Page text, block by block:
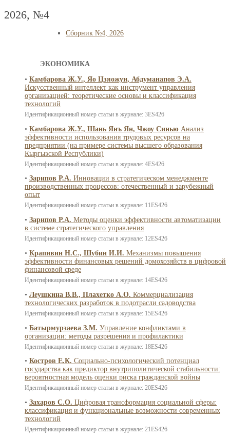
2026, №4
Сборник №4, 2026
ЭКОНОМИКА
• Камбарова Ж.У., Яо Цзяожун, Абдуманапов Э.А.
Искусственный интеллект как инструмент управления
организацией: теоретические основы и классификация
технологий
Идентификационный номер статьи в журнале: 3ES426
• Камбарова Ж.У., Шань Янъ Ян, Чжоу Синью Анализ
эффективности использования трудовых ресурсов на
предприятии (на примере системы высшего образования
Кыргызской Республики)
Идентификационный номер статьи в журнале: 4ES426
• Зарипов Р.А. Инновации в стратегическом менеджменте
производственных процессов: отечественный и зарубежный
опыт
Идентификационный номер статьи в журнале: 11ES426
• Зарипов Р.А. Методы оценки эффективности автоматизации
в системе стратегического управления
Идентификационный номер статьи в журнале: 12ES426
• Крапивин Н.С., Шубин И.И. Механизмы повышения
эффективности финансовых решений домохозяйств в цифровой
финансовой среде
Идентификационный номер статьи в журнале: 14ES426
• Леушкина В.В., Плахетко А.О. Коммерциализация
технологических разработок в подотрасли садоводства
Идентификационный номер статьи в журнале: 15ES426
• Батырмурзаева З.М. Управление конфликтами в
организации: методы разрешения и профилактики
Идентификационный номер статьи в журнале: 18ES426
• Костров Е.К. Cоциально-психологический потенциал
государства как предиктор внутриполитической стабильности:
вероятностная модель оценки риска гражданской войны
Идентификационный номер статьи в журнале: 20ES426
• Захаров С.О. Цифровая трансформация социальной сферы:
классификация и функциональные возможности современных
технологий
Идентификационный номер статьи в журнале: 21ES426